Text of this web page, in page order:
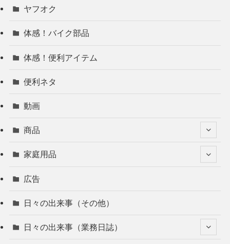
ヤフオク
体感！バイク部品
体感！便利アイテム
便利ネタ
動画
商品
家庭用品
広告
日々の出来事（その他）
日々の出来事（業務日誌）